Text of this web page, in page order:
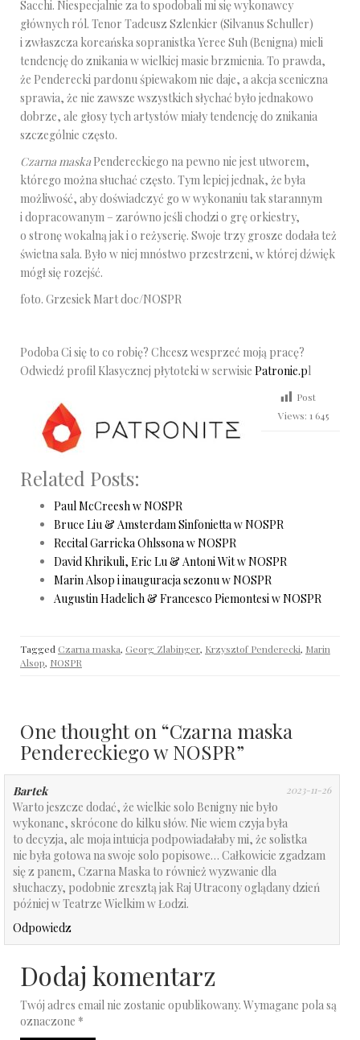
Sacchi. Niespecjalnie za to spodobali mi się wykonawcy
głównych ról. Tenor Tadeusz Szlenkier (Silvanus Schuller)
i zwłaszcza koreańska sopranistka Yeree Suh (Benigna) mieli
tendencję do znikania w wielkiej masie brzmienia. To prawda,
że Penderecki pardonu śpiewakom nie daje, a akcja sceniczna
sprawia, że nie zawsze wszystkich słychać było jednakowo
dobrze, ale głosy tych artystów miały tendencję do znikania
szczególnie często.
Czarna maska Pendereckiego na pewno nie jest utworem,
którego można słuchać często. Tym lepiej jednak, że była
możliwość, aby doświadczyć go w wykonaniu tak starannym
i dopracowanym – zarówno jeśli chodzi o grę orkiestry,
o stronę wokalną jak i o reżyserię. Swoje trzy grosze dodała też
świetna sala. Było w niej mnóstwo przestrzeni, w której dźwięk
mógł się rozejść.
foto. Grzesiek Mart doc/NOSPR
Podoba Ci się to co robię? Chcesz wesprzeć moją pracę?
Odwiedź profil Klasycznej płytoteki w serwisie Patronie.pl
Post
Views: 1 645
Related Posts:
Paul McCreesh w NOSPR
Bruce Liu & Amsterdam Sinfonietta w NOSPR
Recital Garricka Ohlssona w NOSPR
David Khrikuli, Eric Lu & Antoni Wit w NOSPR
Marin Alsop i inauguracja sezonu w NOSPR
Augustin Hadelich & Francesco Piemontesi w NOSPR
Tagged Czarna maska, Georg Zlabinger, Krzysztof Penderecki, Marin
Alsop, NOSPR
One thought on “Czarna maska
Pendereckiego w NOSPR”
Bartek 2023-11-26
Warto jeszcze dodać, że wielkie solo Benigny nie było
wykonane, skrócone do kilku słów. Nie wiem czyja była
to decyzja, ale moja intuicja podpowiadałaby mi, że solistka
nie była gotowa na swoje solo popisowe… Całkowicie zgadzam
się z panem, Czarna Maska to również wyzwanie dla
słuchaczy, podobnie zresztą jak Raj Utracony oglądany dzień
później w Teatrze Wielkim w Łodzi.
Odpowiedz
Dodaj komentarz
Twój adres email nie zostanie opublikowany. Wymagane pola są
oznaczone *